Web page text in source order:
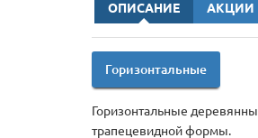
ОПИСАНИЕ АКЦИИ
Горизонтальные
Горизонтальные
трапецевидной формы.